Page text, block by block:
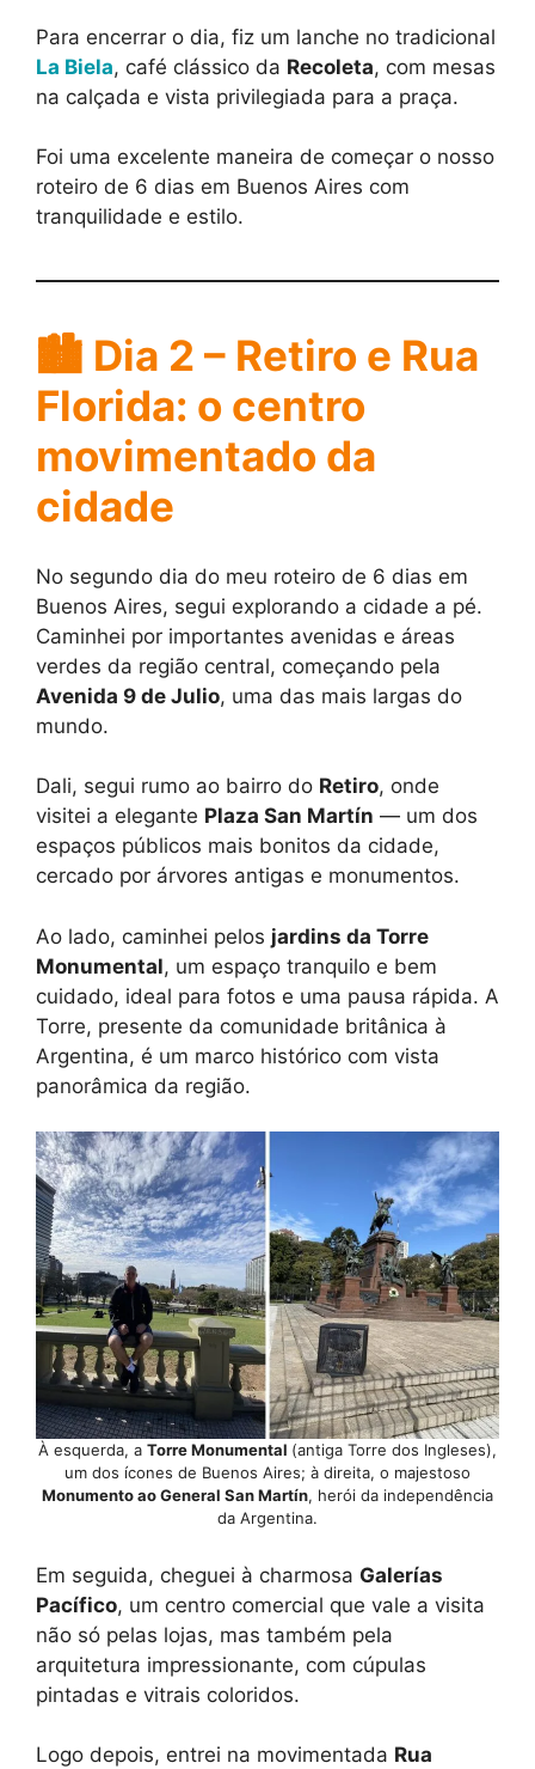
Para encerrar o dia, fiz um lanche no tradicional
La Biela, café clássico da Recoleta, com mesas
na calçada e vista privilegiada para a praça.
Foi uma excelente maneira de começar o nosso
roteiro de 6 dias em Buenos Aires com
tranquilidade e estilo.
🏙️ Dia 2 – Retiro e Rua
Florida: o centro
movimentado da
cidade
No segundo dia do meu roteiro de 6 dias em
Buenos Aires, segui explorando a cidade a pé.
Caminhei por importantes avenidas e áreas
verdes da região central, começando pela
Avenida 9 de Julio, uma das mais largas do
mundo.
Dali, segui rumo ao bairro do Retiro, onde
visitei a elegante Plaza San Martín — um dos
espaços públicos mais bonitos da cidade,
cercado por árvores antigas e monumentos.
Ao lado, caminhei pelos jardins da Torre
Monumental, um espaço tranquilo e bem
cuidado, ideal para fotos e uma pausa rápida. A
Torre, presente da comunidade britânica à
Argentina, é um marco histórico com vista
panorâmica da região.
À esquerda, a Torre Monumental (antiga Torre dos Ingleses),
um dos ícones de Buenos Aires; à direita, o majestoso
Monumento ao General San Martín, herói da independência
da Argentina.
Em seguida, cheguei à charmosa Galerías
Pacífico, um centro comercial que vale a visita
não só pelas lojas, mas também pela
arquitetura impressionante, com cúpulas
pintadas e vitrais coloridos.
Logo depois, entrei na movimentada Rua